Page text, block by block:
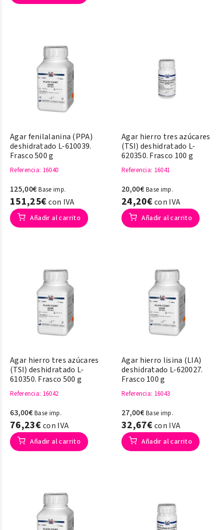
Agar fenilalanina (PPA)
deshidratado L-610039.
Frasco 500 g
Referencia: 16040
125,00€Base imp.
151,25€con IVA
Añadir al carrito
Agar hierro tres azúcares
(TSI) deshidratado L-
620350. Frasco 100 g
Referencia: 16041
20,00€Base imp.
24,20€con IVA
Añadir al carrito
Agar hierro tres azúcares
(TSI) deshidratado L-
610350. Frasco 500 g
Referencia: 16042
63,00€Base imp.
76,23€con IVA
Añadir al carrito
Agar hierro lisina (LIA)
deshidratado L-620027.
Frasco 100 g
Referencia: 16043
27,00€Base imp.
32,67€con IVA
Añadir al carrito